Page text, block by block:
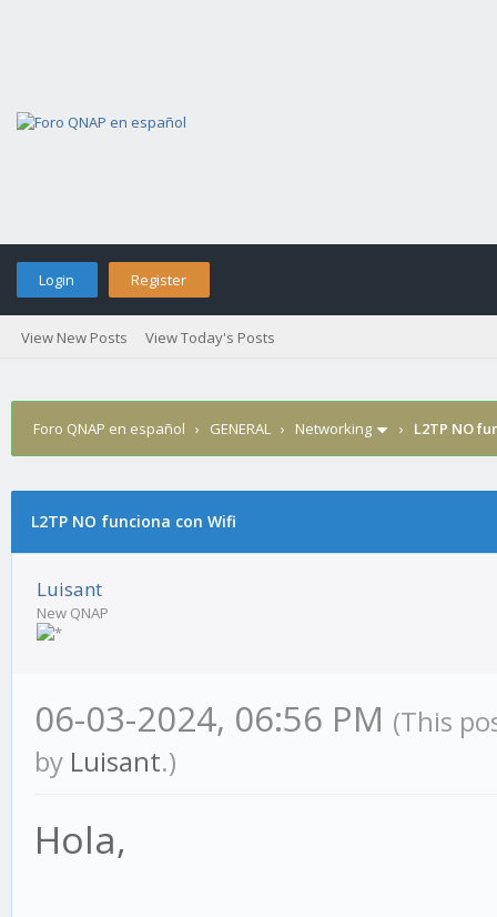
Login Register
View New Posts View Today's Posts
Foro QNAP en español › GENERAL › Networking › L2TP NO
L2TP NO funciona con Wifi
Luisant
New QNAP
06-03-2024, 06:56 PM (This
by Luisant.)
Hola,